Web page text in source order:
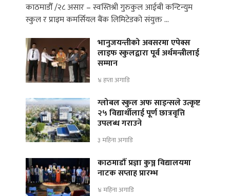
काठमाडौँ /२८ असार – स्वस्तिश्री गुरुकुल आईबी कन्टिन्युम
स्कुल र प्राइम कमर्सियल बैंक लिमिटेडको संयुक्त …
भानुजयन्तीको अवसरमा एपेक्स
लाइफ स्कुलद्वारा पूर्व अर्थमन्त्रीलाई
सम्मान
४ हप्ता अगाडि
ग्लोबल स्कुल अफ साइन्सले उत्कृष्ट
२५ विद्यार्थीलाई पूर्ण छात्रवृत्ति
उपलब्ध गराउने
३ महिना अगाडि
काठमाडौँ प्रज्ञा कुञ्ज विद्यालयमा
नाटक सप्ताह प्रारम्भ
४ महिना अगाडि